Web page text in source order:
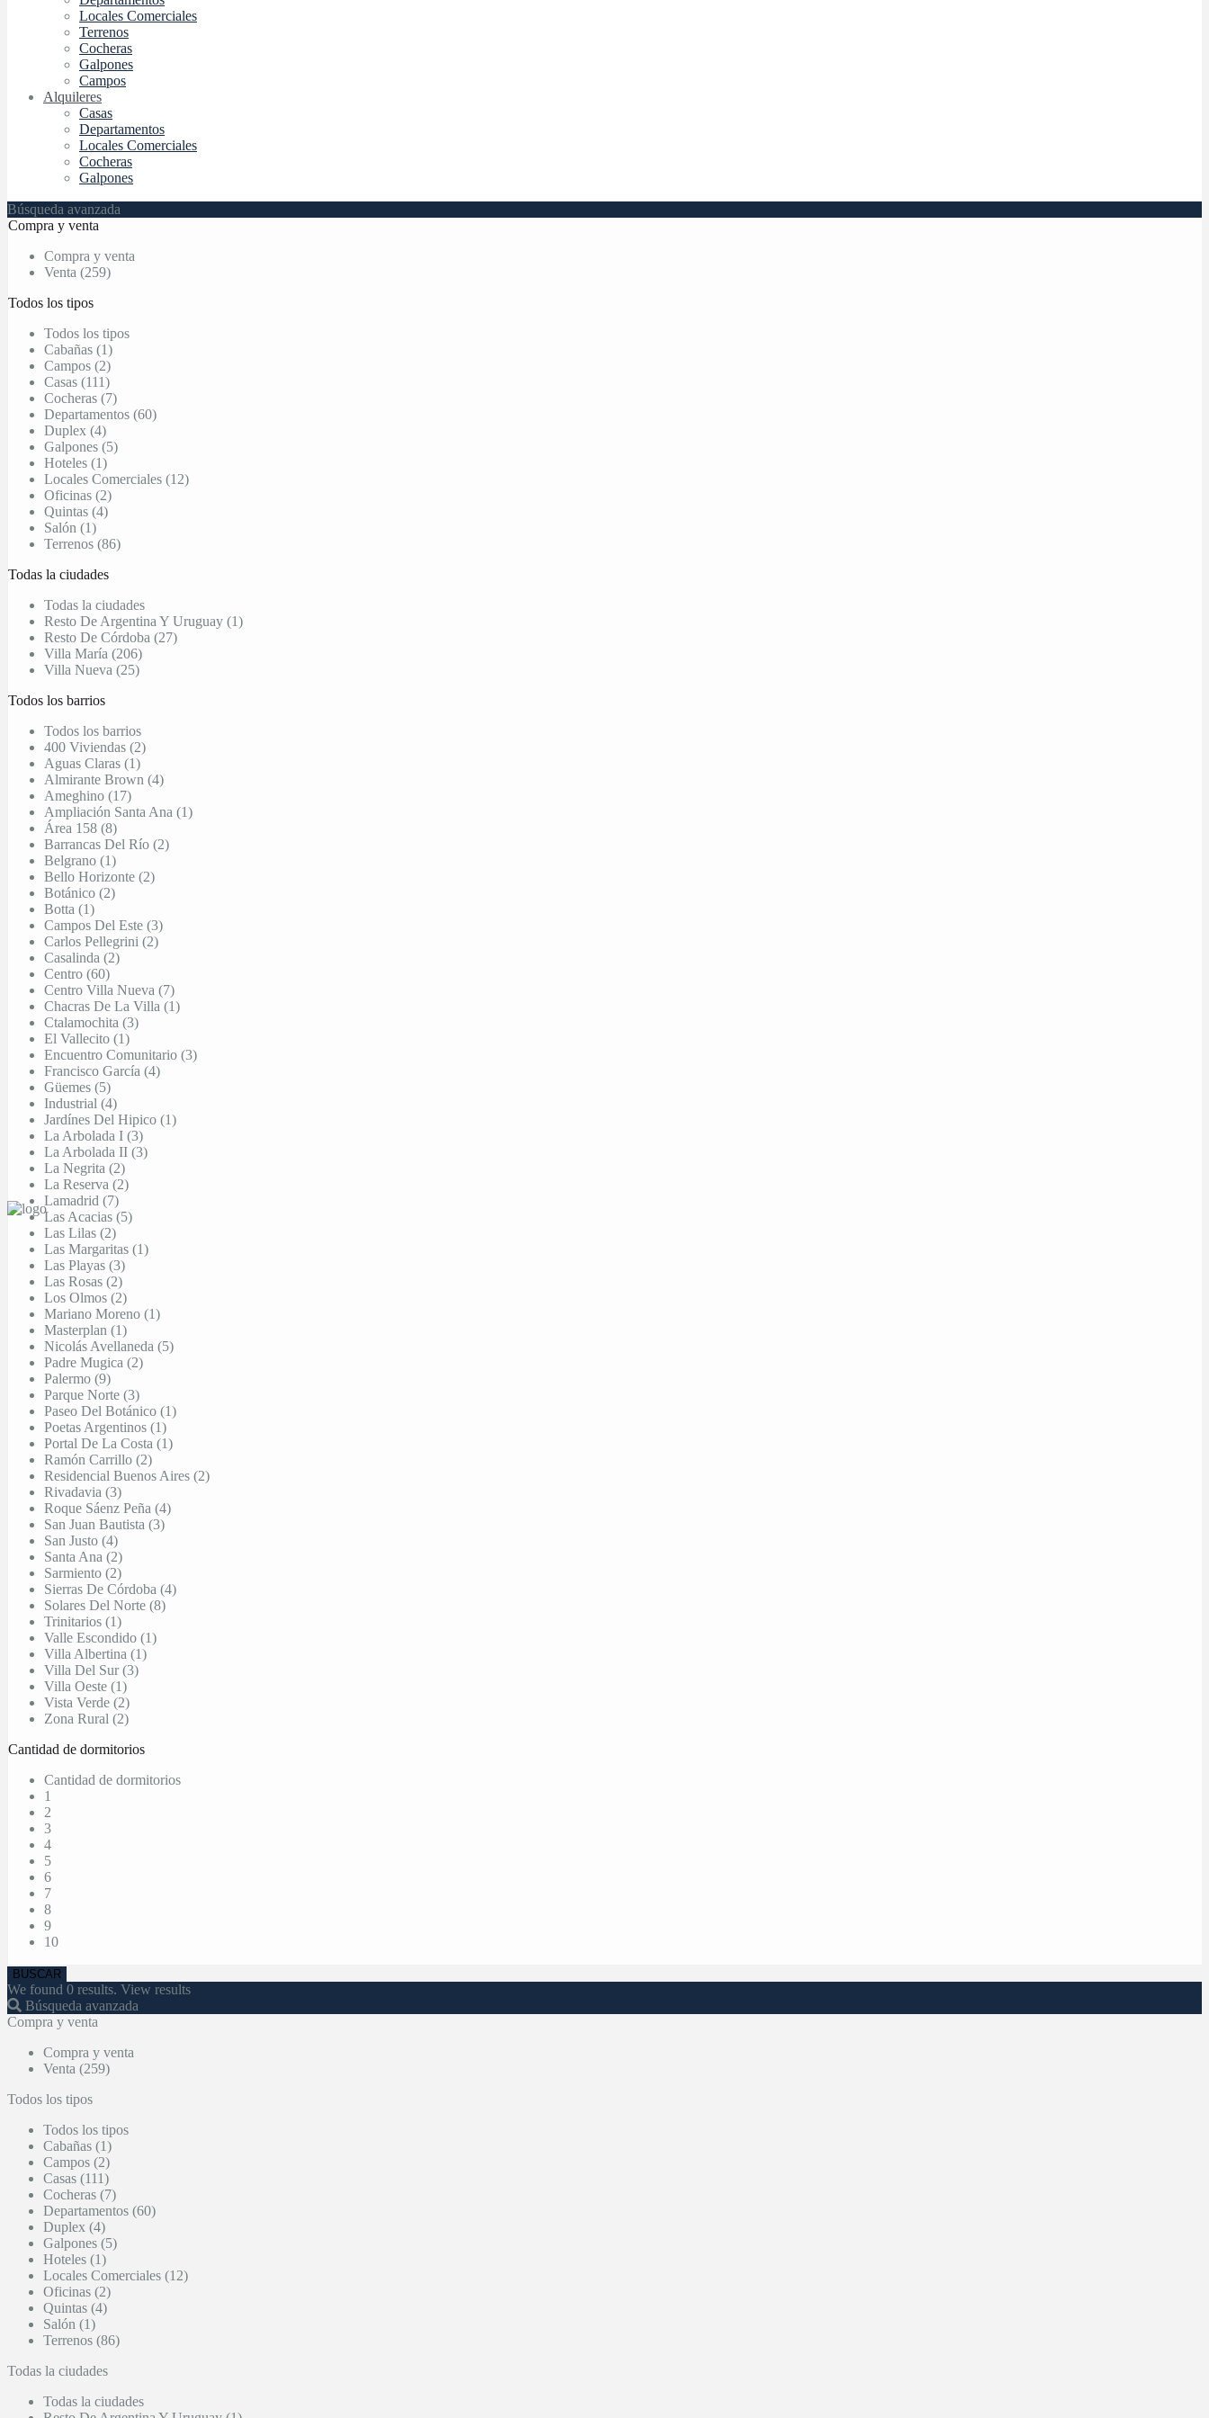
Locales Comerciales
Terrenos
Cocheras
Galpones
Campos
Alquileres
Casas
Departamentos
Locales Comerciales
Cocheras
Galpones
Búsqueda avanzada
Compra y venta
Compra y venta
Venta (259)
Todos los tipos
Todos los tipos
Cabañas (1)
Campos (2)
Casas (111)
Cocheras (7)
Departamentos (60)
Duplex (4)
Galpones (5)
Hoteles (1)
Locales Comerciales (12)
Oficinas (2)
Quintas (4)
Salón (1)
Terrenos (86)
Todas la ciudades
Todas la ciudades
Resto De Argentina Y Uruguay (1)
Resto De Córdoba (27)
Villa María (206)
Villa Nueva (25)
Todos los barrios
Todos los barrios
400 Viviendas (2)
Aguas Claras (1)
Almirante Brown (4)
Ameghino (17)
Ampliación Santa Ana (1)
Área 158 (8)
Barrancas Del Río (2)
Belgrano (1)
Bello Horizonte (2)
Botánico (2)
Botta (1)
Campos Del Este (3)
Carlos Pellegrini (2)
Casalinda (2)
Centro (60)
Centro Villa Nueva (7)
Chacras De La Villa (1)
Ctalamochita (3)
El Vallecito (1)
Encuentro Comunitario (3)
Francisco García (4)
Güemes (5)
Industrial (4)
Jardínes Del Hipico (1)
La Arbolada I (3)
La Arbolada II (3)
La Negrita (2)
La Reserva (2)
Lamadrid (7)
Las Acacias (5)
Las Lilas (2)
Las Margaritas (1)
Las Playas (3)
Las Rosas (2)
Los Olmos (2)
Mariano Moreno (1)
Masterplan (1)
Nicolás Avellaneda (5)
Padre Mugica (2)
Palermo (9)
Parque Norte (3)
Paseo Del Botánico (1)
Poetas Argentinos (1)
Portal De La Costa (1)
Ramón Carrillo (2)
Residencial Buenos Aires (2)
Rivadavia (3)
Roque Sáenz Peña (4)
San Juan Bautista (3)
San Justo (4)
Santa Ana (2)
Sarmiento (2)
Sierras De Córdoba (4)
Solares Del Norte (8)
Trinitarios (1)
Valle Escondido (1)
Villa Albertina (1)
Villa Del Sur (3)
Villa Oeste (1)
Vista Verde (2)
Zona Rural (2)
Cantidad de dormitorios
Cantidad de dormitorios
1
2
3
4
5
6
7
8
9
10
We found 0 results. View results
Búsqueda avanzada
Compra y venta
Compra y venta
Venta (259)
Todos los tipos
Todos los tipos
Cabañas (1)
Campos (2)
Casas (111)
Cocheras (7)
Departamentos (60)
Duplex (4)
Galpones (5)
Hoteles (1)
Locales Comerciales (12)
Oficinas (2)
Quintas (4)
Salón (1)
Terrenos (86)
Todas la ciudades
Todas la ciudades